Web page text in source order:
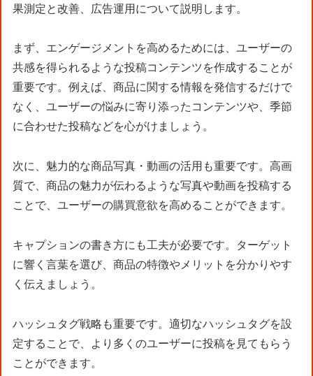
果測定と改善、広告運用について説明します。
まず、エンゲージメントを高めるためには、ユーザーの
共感を得られるような投稿コンテンツを作成することが
重要です。例えば、商品に関する情報を発信するだけで
なく、ユーザーの悩みに寄り添ったコンテンツや、季節
に合わせた投稿などを心がけましょう。
次に、魅力的な商品写真・動画の活用も重要です。高画
質で、商品の魅力が伝わるような写真や動画を投稿する
ことで、ユーザーの購買意欲を高めることができます。
キャプションの書き方にも工夫が必要です。ターゲット
に響く言葉を選び、商品の特徴やメリットを分かりやす
く伝えましょう。
ハッシュタグ戦略も重要です。適切なハッシュタグを設
定することで、より多くのユーザーに投稿を見てもらう
ことができます。